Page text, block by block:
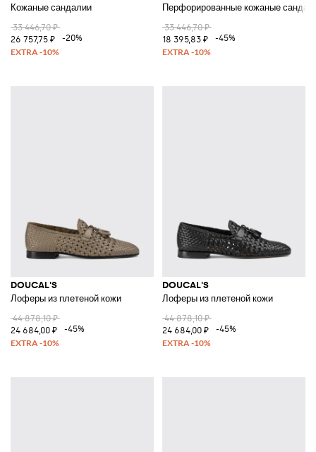
Кожаные сандалии
33 446,70 ₽
26 757,75 ₽
-20%
Перфорированные кожаные
33 446,70 ₽
18 395,83 ₽
-45%
DOUCAL'S
Лоферы из плетеной кожи
44 878,10 ₽
24 684,00 ₽
-45%
DOUCAL'S
Лоферы из плетеной кожи
44 878,10 ₽
24 684,00 ₽
-45%